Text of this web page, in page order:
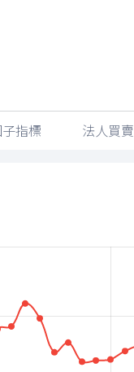
子指標 法人買賣